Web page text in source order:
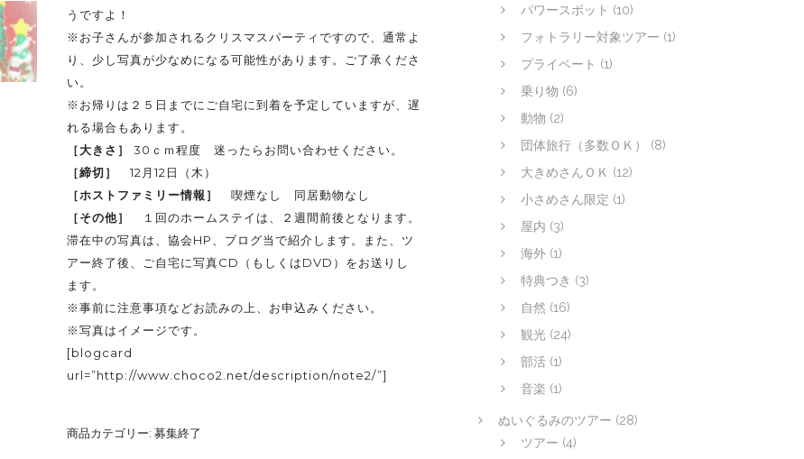
うですよ！
※お子さんが参加されるクリスマスパーティですので、通常よ
り、少し写真が少なめになる可能性があります。ご了承くださ
い。
※お帰りは２５日までにご自宅に到着を予定していますが、遅
れる場合もあります。
［大きさ］
30ｃｍ程度 迷ったらお問い合わせください。
［締切］
12月12日（木）
［ホストファミリー情報］
喫煙なし 同居動物なし
［その他］
１回のホームステイは、２週間前後となります。
滞在中の写真は、協会HP、ブログ当で紹介します。また、ツ
アー終了後、ご自宅に写真CD（もしくはDVD）をお送りし
ます。
※事前に注意事項などお読みの上、お申込みください。
※写真はイメージです。
[blogcard
url=”http://www.choco2.net/description/note2/”]
商品カテゴリー:募集終了
パワースポット (10)
フォトラリー対象ツアー (1)
プライベート (1)
乗り物 (6)
動物 (2)
団体旅行（多数ＯＫ）
(8)
大きめさんＯＫ (12)
小さめさん限定 (1)
屋内 (3)
海外 (1)
特典つき (3)
自然 (16)
観光 (24)
部活 (1)
音楽 (1)
ぬいぐるみのツアー (28)
ツアー (4)